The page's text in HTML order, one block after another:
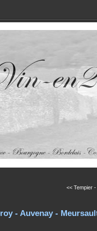
<< Tempier -
- Auvenay -